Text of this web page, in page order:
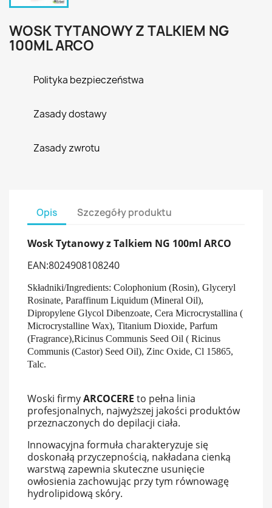
WOSK TYTANOWY Z TALKIEM NG
100ML ARCO
Polityka bezpieczeństwa
Zasady dostawy
Zasady zwrotu
Opis Szczegóły produktu
Wosk Tytanowy z Talkiem NG 100ml ARCO
EAN:8024908108240
Składniki/Ingredients: Colophonium (Rosin), Glyceryl
Rosinate, Paraffinum Liquidum (Mineral Oil),
Dipropylene Glycol Dibenzoate, Cera Microcrystallina (
Microcrystalline Wax), Titanium Dioxide, Parfum
(Fragrance),Ricinus Communis Seed Oil ( Ricinus
Communis (Castor) Seed Oil), Zinc Oxide, Cl 15865,
Talc.
Woski firmyARCOCERE to pełna linia
profesjonalnych, najwyższej jakości produktów
przeznaczonych do depilacji ciała.
Innowacyjna formuła charakteryzuje się
doskonałą przyczepnością, nakładana cienką
warstwą zapewnia skuteczne usunięcie
owłosienia zachowując przy tym równowagę
hydrolipidową skóry.